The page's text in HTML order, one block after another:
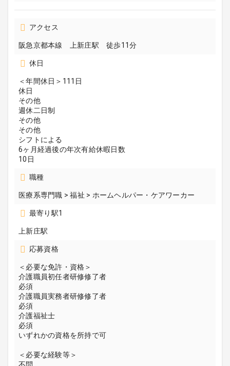
アクセス
阪急京都本線 上新庄駅 徒歩11分
休日
＜年間休日＞111日
休日
その他
週休二日制
その他
その他
シフトによる
6ヶ月経過後の年次有給休暇日数
10日
職種
医療系専門職 > 福祉 > ホームヘルパー・ケアワーカー
最寄り駅1
上新庄駅
応募資格
＜必要な免許・資格＞
介護職員初任者研修修了者
必須
介護職員実務者研修修了者
必須
介護福祉士
必須
いずれかの資格を所持で可
＜必要な経験等＞